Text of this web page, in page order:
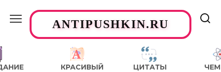
содержаниюANTIPUSHKIN.RU
КРАСИВЫЙ
ЦИТАТЫ
ЧЕМ